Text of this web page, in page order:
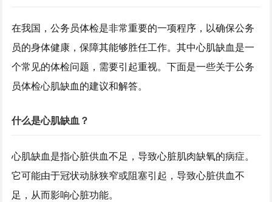
在我国，公务员体检是非常重要的一项程序，以确保公务
员的身体健康，保障其能够胜任工作。其中心肌缺血是一
个常见的体检问题，需要引起重视。下面是一些关于公务
员体检心肌缺血的建议和解答。
什么是心肌缺血？
心肌缺血是指心脏供血不足，导致心脏肌肉缺氧的病症。
它可能由于冠状动脉狭窄或阻塞引起，导致心脏供血不
足，从而影响心脏功能。